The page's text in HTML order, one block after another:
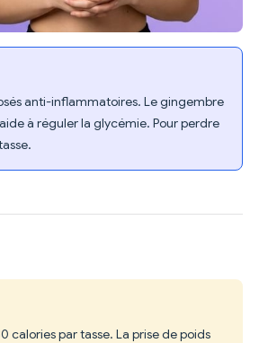
anti-inflammatoires. Le gingembre
à réguler la glycémie. Pour perdre
calories par tasse. La prise de poids